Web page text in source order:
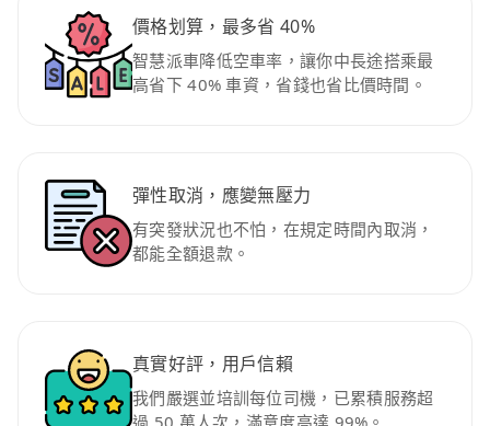
價格划算，最多省 40%
智慧派車降低空車率，讓你中長途搭乘最
高省下 40% 車資，省錢也省比價時間。
彈性取消，應變無壓力
有突發狀況也不怕，在規定時間內取消，
都能全額退款。
真實好評，用戶信賴
我們嚴選並培訓每位司機，已累積服務超